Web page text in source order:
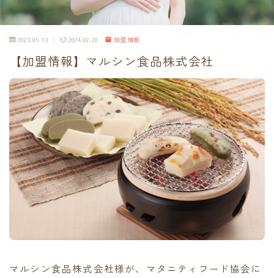
2023.05.13 2024.02.20 加盟情報
【加盟情報】マルシン食品株式会社
マルシン食品株式会社様が、マタニティフード協会に